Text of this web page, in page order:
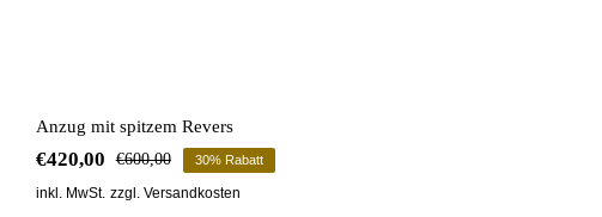
Anzug mit spitzem Revers
€600,00Ursprünglicher
Preis
€420,00
Aktueller
Preis
30% Rabatt
inkl. MwSt. zzgl. Versandkosten